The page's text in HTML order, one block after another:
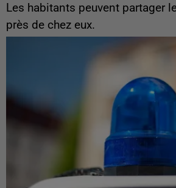
Les habitants peuvent partager
près de chez eux.